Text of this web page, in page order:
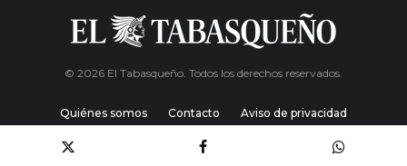
© 2026 El Tabasqueño. Todos los derechos reservados.
Quiénes somos Contacto Aviso de privacidad
Política de cookies